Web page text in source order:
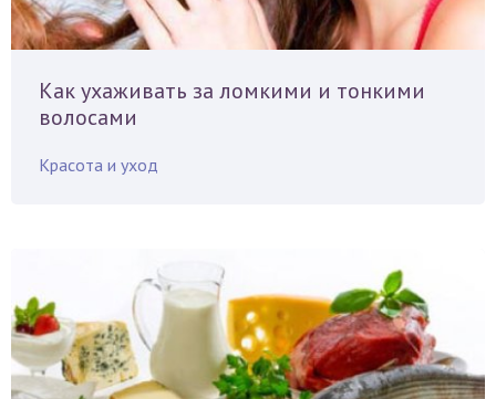
Как ухаживать за ломкими и тонкими
волосами
Красота и уход